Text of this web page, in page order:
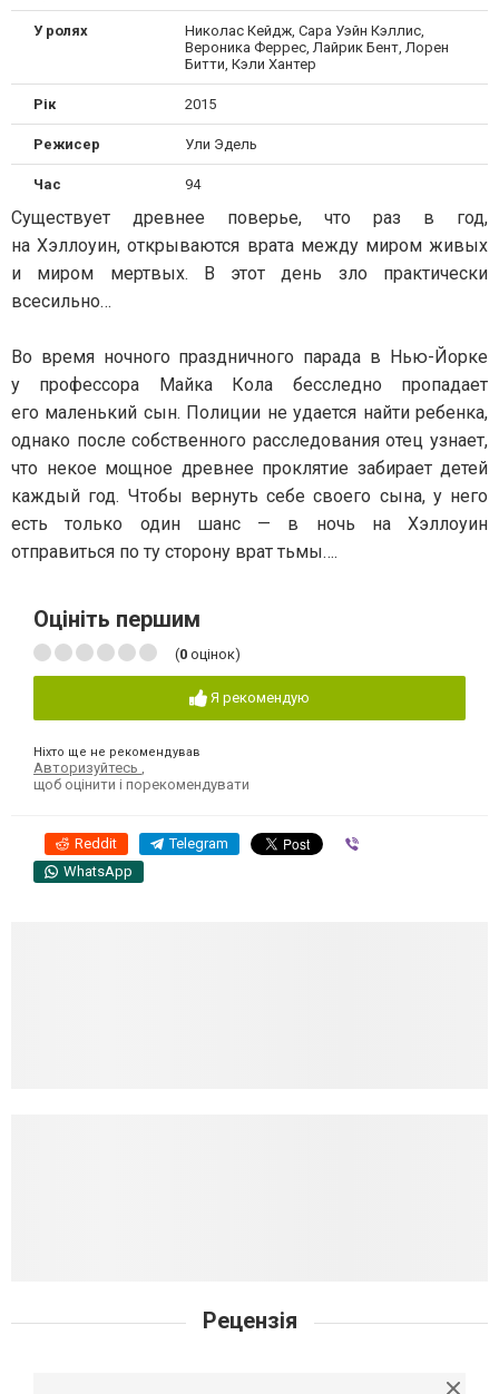
У ролях
Николас Кейдж, Сара Уэйн Кэллис,
Вероника Феррес, Лайрик Бент, Лорен
Битти, Кэли Хантер
Рік 2015
Режисер Ули Эдель
Час 94
Существует древнее поверье, что раз в год,
на Хэллоуин, открываются врата между миром живых
и миром мертвых. В этот день зло практически
всесильно…
Во время ночного праздничного парада в Нью-Йорке
у профессора Майка Кола бесследно пропадает
его маленький сын. Полиции не удается найти ребенка,
однако после собственного расследования отец узнает,
что некое мощное древнее проклятие забирает детей
каждый год. Чтобы вернуть себе своего сына, у него
есть только один шанс — в ночь на Хэллоуин
отправиться по ту сторону врат тьмы….
Оцініть першим
(0 оцінок)
Я рекомендую
Ніхто ще не рекомендував
Авторизуйтесь ,
щоб оцінити і порекомендувати
Reddit Telegram
WhatsApp
Рецензія